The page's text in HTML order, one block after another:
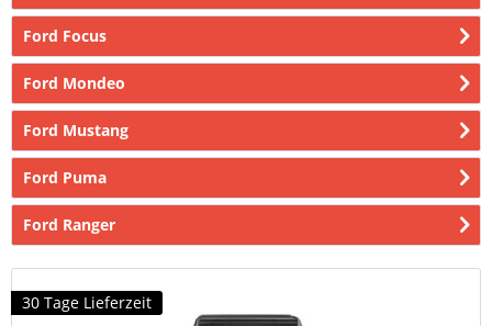
Ford Focus
Ford Mondeo
Ford Mustang
Ford Puma
Ford Ranger
30 Tage Lieferzeit